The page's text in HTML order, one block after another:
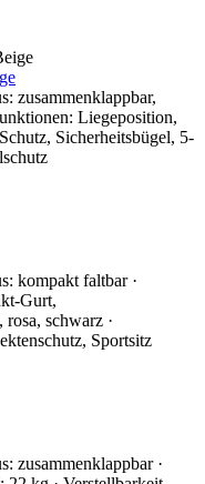
zusammenklappbar,
Liegeposition,
Sicherheitsbügel, 5-
kompakt faltbar ·
Gurt,
rosa, schwarz ·
Sportsitz
zusammenklappbar ·